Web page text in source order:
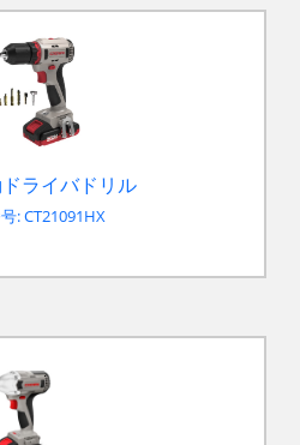
ライバドリル
: CT21091HX